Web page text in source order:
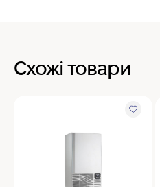
Схожі товари